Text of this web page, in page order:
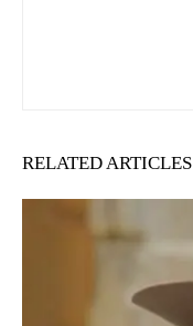
RELATED ARTICLES